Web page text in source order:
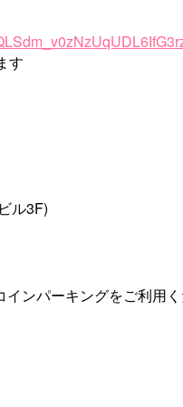
す
ル3F)
ンパーキングをご利用く